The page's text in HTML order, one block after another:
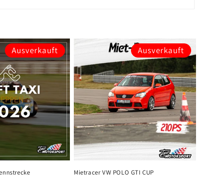
Ausverkauft Ausverkauft
Mietracer VW POLO GTI CUP